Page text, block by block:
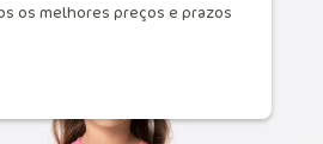
os melhores preços e prazos